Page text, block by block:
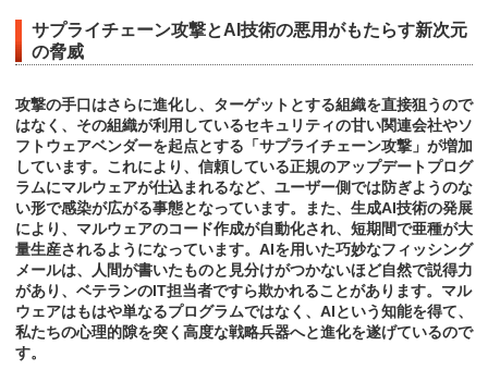
サプライチェーン攻撃とAI技術の悪用がもたらす新次元
の脅威
攻撃の手口はさらに進化し、ターゲットとする組織を直接狙うので
はなく、その組織が利用しているセキュリティの甘い関連会社やソ
フトウェアベンダーを起点とする「サプライチェーン攻撃」が増加
しています。これにより、信頼している正規のアップデートプログ
ラムにマルウェアが仕込まれるなど、ユーザー側では防ぎようのな
い形で感染が広がる事態となっています。また、生成AI技術の発展
により、マルウェアのコード作成が自動化され、短期間で亜種が大
量生産されるようになっています。AIを用いた巧妙なフィッシング
メールは、人間が書いたものと見分けがつかないほど自然で説得力
があり、ベテランのIT担当者ですら欺かれることがあります。マル
ウェアはもはや単なるプログラムではなく、AIという知能を得て、
私たちの心理的隙を突く高度な戦略兵器へと進化を遂げているので
す。